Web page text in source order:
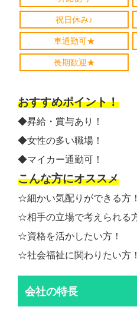
祝日休み♪
車通勤可★
長期歓迎★
おすすめポイント！
◆昇給・賞与あり！
◆女性の多い職場！
◆マイカー通勤可！
こんな方にオススメ
☆細かい気配りができる方！
☆相手の立場で考えられる
☆資格を活かしたい方！
☆社会福祉に関わりたい方！
会社の特長